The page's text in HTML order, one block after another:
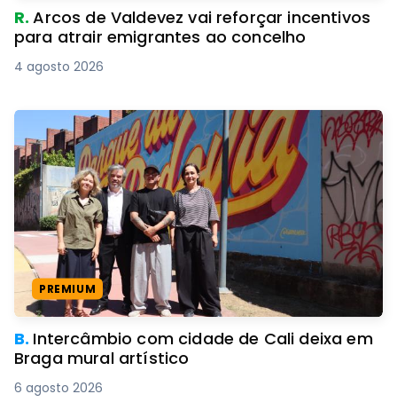
R.Arcos de Valdevez vai reforçar incentivos
para atrair emigrantes ao concelho
4 agosto 2026
PREMIUM
B. Intercâmbio com cidade de Cali deixa em
Braga mural artístico
6 agosto 2026